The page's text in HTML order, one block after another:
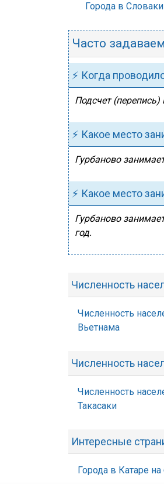
Города в
Часто
⚡ Когда
Подсчет (перепись)
⚡ Какое место
Гурбаново
⚡ Какое место
Гурбаново
год.
Численность
Численность
Вьетнама
Численность
Численность
Такасаки
Интересные
Города в Катаре